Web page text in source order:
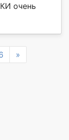
очень
»